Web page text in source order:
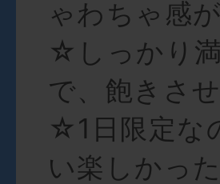
ゃわちゃ感
☆しっかり
で、飽きさ
☆1日限定な
い楽しかった